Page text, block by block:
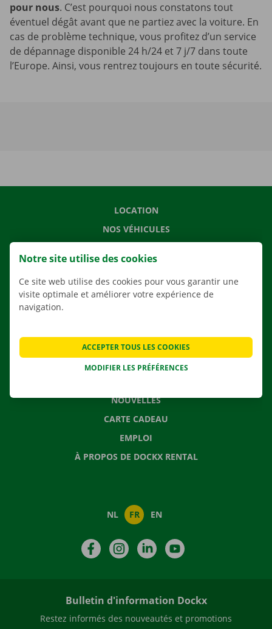
pour nous. C’est pourquoi nous constatons tout
éventuel dégât avant que ne partiez avec la voiture. En
cas de problème technique, vous profitez d’un service
de dépannage disponible 24 h/24 et 7 j/7 dans toute
l’Europe. Ainsi, vous rentrez toujours en toute sécurité.
LOCATION
NOS VÉHICULES
APPLI
CONTACTEZ NOUS
NOUVELLES
CARTE CADEAU
EMPLOI
À PROPOS DE DOCKX RENTAL
NL FR EN
FacebookInstagramLinkedIn
Bulletin d'information Dockx
Restez informés des nouveautés et promotions
Notre site utilise des cookies
Ce site web utilise des cookies pour vous garantir une
visite optimale et améliorer votre expérience de
navigation.
MODIFIER LES PRÉFÉRENCES
ACCEPTER TOUS LES COOKIES